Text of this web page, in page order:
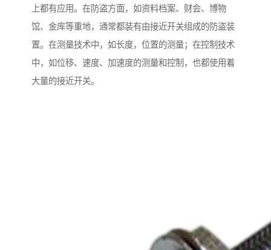
上都有应用。在防盗方面，如资料档案、财会、博物
馆、金库等重地，通常都装有由接近开关组成的防盗装
置。在测量技术中，如长度，位置的测量；在控制技术
中，如位移、速度、加速度的测量和控制，也都使用着
大量的接近开关。